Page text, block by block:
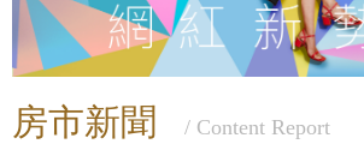
房市新聞 / Content Report